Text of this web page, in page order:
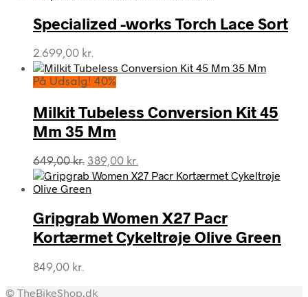
var:
1.409,00 kr..
er:
563,00 kr..
Specialized -works Torch Lace Sort
2.699,00 kr.
På Udsalg! 40%
Milkit Tubeless Conversion Kit 45
Mm 35 Mm
649,00kr. Den
oprindelige
pris
649,00 kr..
389,00 kr.
aktuelle
389,00 kr..
Gripgrab Women X27 Pacr
Kortærmet Cykeltrøje Olive Green
849,00 kr.
© TheBikeShop.dk